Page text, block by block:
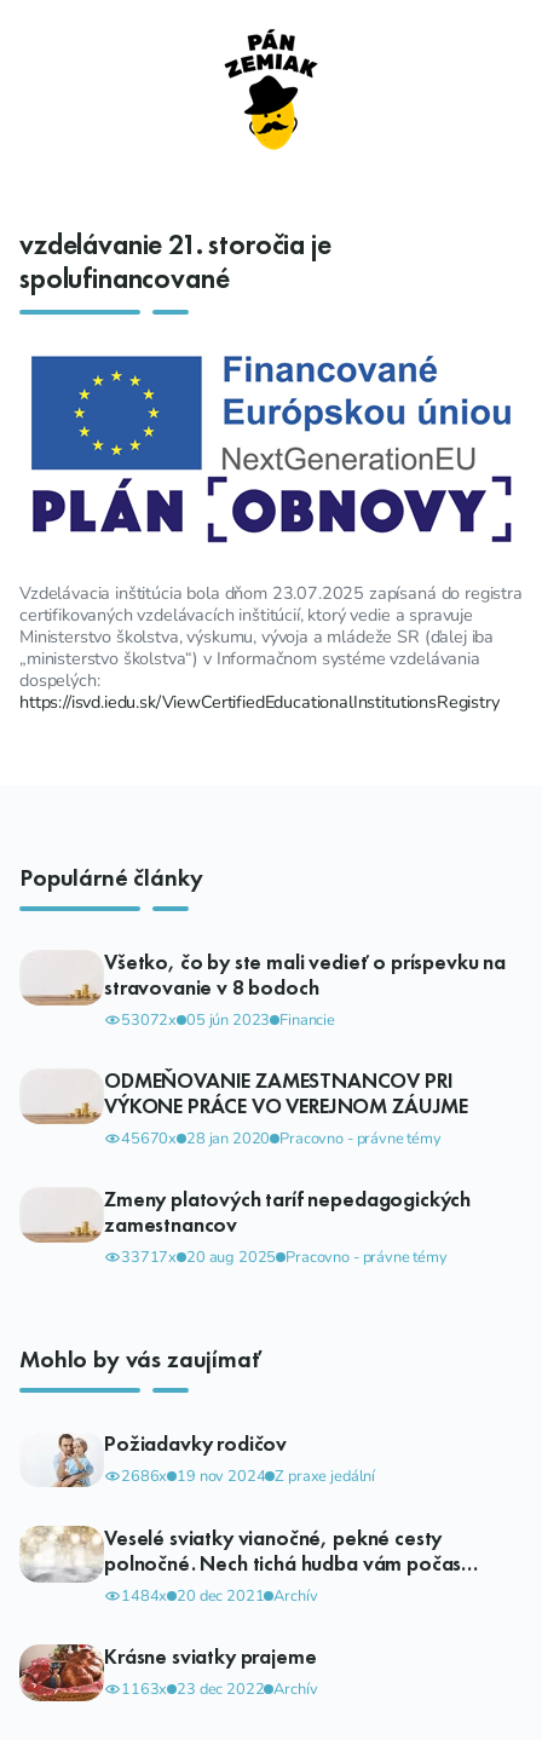
vzdelávanie 21. storočia je
spolufinancované
Vzdelávacia inštitúcia bola dňom 23.07.2025 zapísaná do registra
certifikovaných vzdelávacích inštitúcií, ktorý vedie a spravuje
Ministerstvo školstva, výskumu, vývoja a mládeže SR (ďalej iba
„ministerstvo školstva“) v Informačnom systéme vzdelávania
dospelých:
https://isvd.iedu.sk/ViewCertifiedEducationalInstitutionsRegistry
Populárné články
Všetko, čo by ste mali vedieť o príspevku na
stravovanie v 8 bodoch
53072x 05 jún 2023 Financie
ODMEŇOVANIE ZAMESTNANCOV PRI
VÝKONE PRÁCE VO VEREJNOM ZÁUJME
45670x 28 jan 2020 Pracovno - právne témy
Zmeny platových taríf nepedagogických
zamestnancov
33717x 20 aug 2025 Pracovno - právne témy
Mohlo by vás zaujímať
Požiadavky rodičov
2686x 19 nov 2024 Z praxe jedální
Veselé sviatky vianočné, pekné cesty
polnočné. Nech tichá hudba vám počas
sviatkov znie, nech ten rok nastávajúci vám
1484x 20 dec 2021 Archív
Krásne sviatky prajeme
1163x 23 dec 2022 Archív